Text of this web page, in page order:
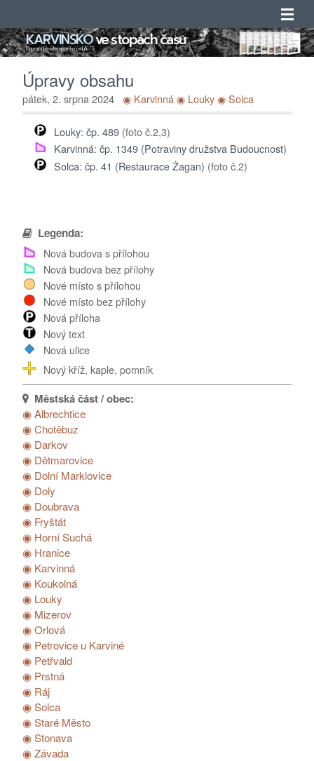
Úvod
Novinky
Katalogy
O projektu
Kontakty
Poděkování...
KARVINSKOve stopách času
Doprovodný web mapového portálu ArcGIS
Legenda:
Nová budova s přílohou
Nová budova bez přílohy
Nové místo s přílohou
Nové místo bez přílohy
Nová příloha
Nový text
Nová ulice
Nový kříž, kaple, pomník
◉ Albrechtice
◉ Chotěbuz
◉ Darkov
◉ Dětmarovice
◉ Dolní Marklovice
◉ Doly
◉ Doubrava
◉ Fryštát
◉ Horní Suchá
◉ Hranice
◉ Karvinná
◉ Koukolná
◉ Louky
◉ Mizerov
◉ Orlová
◉ Petrovice u Karviné
◉ Petřvald
◉ Prstná
◉ Ráj
◉ Solca
◉ Staré Město
◉ Stonava
◉ Závada
Úpravy obsahu
pátek, 2. srpna 2024 ◉ Karvinná◉ Louky◉ Solca
Louky: čp. 489 (foto č.2,3)
Karvinná: čp. 1349 (Potraviny družstva Budoucnost)
Solca: čp. 41 (Restaurace Żagan) (foto č.2)